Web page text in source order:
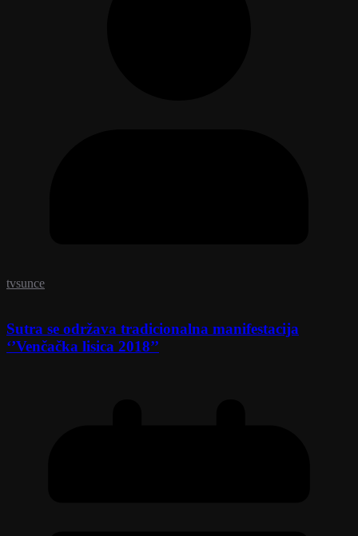
tvsunce
Sutra se održava tradicionalna manifestacija
‘’Venčačka lisica 2018’’